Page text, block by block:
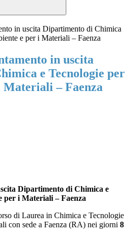
in uscita Dipartimento di Chimica
e per i Materiali – Faenza
in uscita
e Tecnologie per
Materiali – Faenza
Dipartimento di Chimica e
per i Materiali – Faenza
di Laurea in Chimica e Tecnologie
con sede a Faenza (RA) nei giorni 8